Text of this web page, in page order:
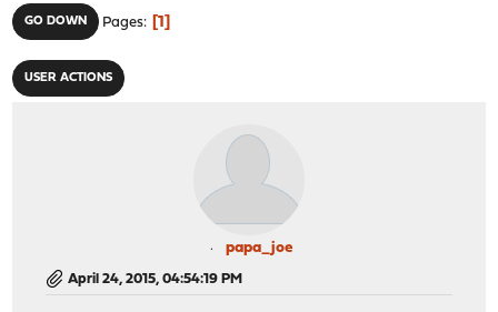
GO DOWN Pages 1
USER ACTIONS
papa_joe
April 24, 2015, 04:54:19 PM